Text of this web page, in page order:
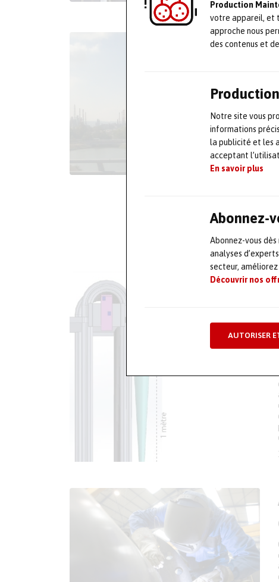
Production
votre appareil, et
approche nous
des contenus et
Notre site vous
informations
la publicité et les
acceptant
En savoir plus
Abonnez-
Abonnez-vous
analyses
secteur, améliorez
Découvrir nos
AUTORISER